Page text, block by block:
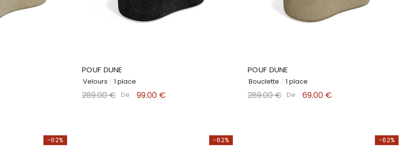
POUF DUNE
Velours | 1 place
289.00 € De 99.00 €
POUF DUNE
Bouclette | 1 place
289.00 € De 69.00 €
-62% -62% -62%